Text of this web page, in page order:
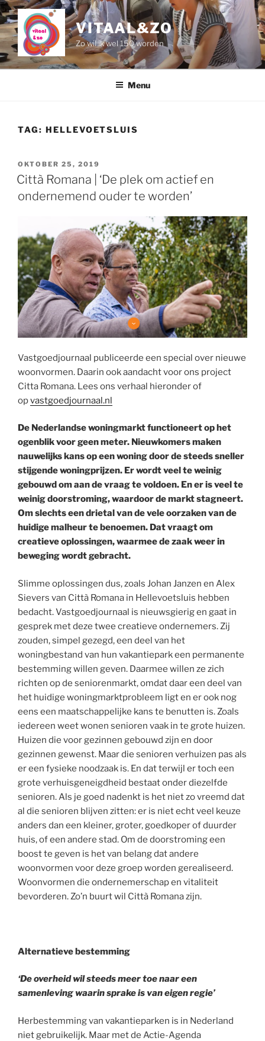
Naar
de
inhoud
springen
VITAAL&ZO
Zo wil ik wel 150 worden
Menu
TAG: HELLEVOETSLUIS
GEPLAATST
OP
OKTOBER 25, 2019
Città Romana | ‘De plek om actief en
ondernemend ouder te worden’
Vastgoedjournaal publiceerde een special over nieuwe
woonvormen. Daarin ook aandacht voor ons project
Citta Romana. Lees ons verhaal hieronder of
opvastgoedjournaal.nl
De Nederlandse woningmarkt functioneert op het
ogenblik voor geen meter. Nieuwkomers maken
nauwelijks kans op een woning door de steeds sneller
stijgende woningprijzen. Er wordt veel te weinig
gebouwd om aan de vraag te voldoen. En er is veel te
weinig doorstroming, waardoor de markt stagneert.
Om slechts een drietal van de vele oorzaken van de
huidige malheur te benoemen. Dat vraagt om
creatieve oplossingen, waarmee de zaak weer in
beweging wordt gebracht.
Slimme oplossingen dus, zoals Johan Janzen en Alex
Sievers van Città Romana in Hellevoetsluis hebben
bedacht. Vastgoedjournaal is nieuwsgierig en gaat in
gesprek met deze twee creatieve ondernemers. Zij
zouden, simpel gezegd, een deel van het
woningbestand van hun vakantiepark een permanente
bestemming willen geven. Daarmee willen ze zich
richten op de seniorenmarkt, omdat daar een deel van
het huidige woningmarktprobleem ligt en er ook nog
eens een maatschappelijke kans te benutten is. Zoals
iedereen weet wonen senioren vaak in te grote huizen.
Huizen die voor gezinnen gebouwd zijn en door
gezinnen gewenst. Maar die senioren verhuizen pas als
er een fysieke noodzaak is. En dat terwijl er toch een
grote verhuisgeneigdheid bestaat onder diezelfde
senioren. Als je goed nadenkt is het niet zo vreemd dat
al die senioren blijven zitten: er is niet echt veel keuze
anders dan een kleiner, groter, goedkoper of duurder
huis, of een andere stad. Om de doorstroming een
boost te geven is het van belang dat andere
woonvormen voor deze groep worden gerealiseerd.
Woonvormen die ondernemerschap en vitaliteit
bevorderen. Zo’n buurt wil Città Romana zijn.
Alternatieve bestemming
‘De overheid wil steeds meer toe naar een
samenleving waarin sprake is van eigen regie’
Herbestemming van vakantieparken is in Nederland
niet gebruikelijk. Maar met de Actie-Agenda